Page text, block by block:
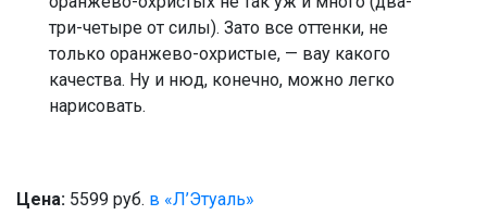
три-четыре от силы). Зато все оттенки, не
только оранжево-охристые, — вау какого
качества. Ну и нюд, конечно, можно легко
нарисовать.
Цена: 5599 руб. в «Л’Этуаль»